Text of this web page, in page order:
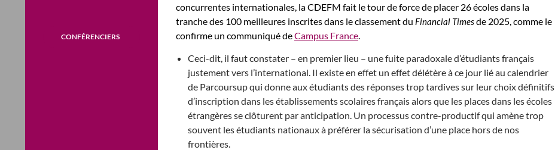
concurrentes internationales, la CDEFM fait le tour de force de placer 26 écoles dans la
tranche des 100 meilleures inscrites dans le classement du Financial Timesde 2025, comme le
confirme un communiqué deCampus France
Ceci-dit, il faut constater – en premier lieu – une fuite paradoxale d’étudiants français
justement vers l’international. Il existe en effet un effet délétère à ce jour lié au calendrier
de Parcoursup qui donne aux étudiants des réponses trop tardives sur leur choix définitifs
d’inscription dans les établissements scolaires français alors que les places dans les écoles
étrangères se clôturent par anticipation. Un processus contre-productif qui amène trop
souvent les étudiants nationaux à préférer la sécurisation d’une place hors de nos
frontières.
CONFÉRENCIERS